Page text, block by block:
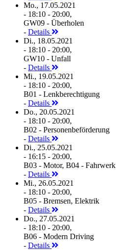
Mo., 17.05.2021
- 18:10 - 20:00,
GW09 - Überholen
- Details
Di., 18.05.2021
- 18:10 - 20:00,
GW10 - Unfall
- Details
Mi., 19.05.2021
- 18:10 - 20:00,
B01 - Lenkberechtigung
- Details
Do., 20.05.2021
- 18:10 - 20:00,
B02 - Personenbeförderung
- Details
Di., 25.05.2021
- 16:15 - 20:00,
B03 - Motor, B04 - Fahrwerk
- Details
Mi., 26.05.2021
- 18:10 - 20:00,
B05 - Bremsen, Elektrik
- Details
Do., 27.05.2021
- 18:10 - 20:00,
B06 - Modern Driving
- Details